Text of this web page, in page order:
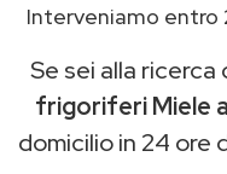
Interveniamo entro
Se sei alla ricerca
frigoriferi Miele
domicilio in 24 ore